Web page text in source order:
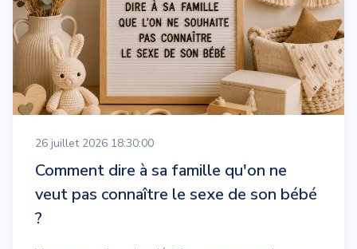
26 juillet 2026 18:30:00
Comment dire à sa famille qu'on ne
veut pas connaître le sexe de son bébé
?